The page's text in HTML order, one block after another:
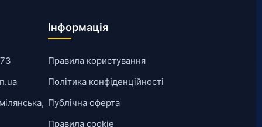
Інформація
Правила користування
Політика конфіденційності
Публічна оферта
Правила cookie